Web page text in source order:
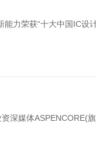
力荣获“十大中国IC设